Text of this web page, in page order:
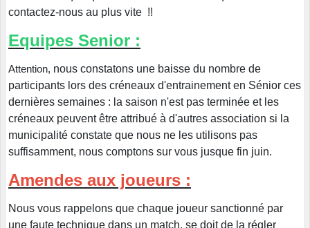
contactez-nous au plus vite !!
Equipes Senior :
Attention, nous constatons une baisse du nombre de
participants lors des créneaux d'entrainement en Sénior ces
dernières semaines : la saison n'est pas terminée et les
créneaux peuvent être attribué à d'autres association si la
municipalité constate que nous ne les utilisons pas
suffisamment, nous comptons sur vous jusque fin juin.
Amendes aux joueurs :
Nous vous rappelons que chaque joueur sanctionné par
une faute technique dans un match, se doit de la régler